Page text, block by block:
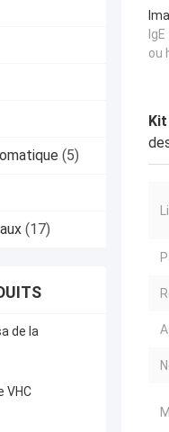
(5)
(17)
de la
VHC
ou